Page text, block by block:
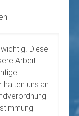
Diese
Arbeit
halten uns an